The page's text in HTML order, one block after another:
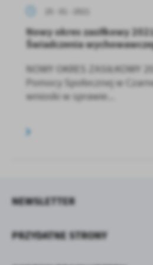
25 - 01 - 2021
Nowy okres zasiłkowy
Świadczenia
NOWY OKRES ZASIŁKOWY
Pomocy Społecznej w
wnioski w sprawie...
PRZYDATNE STRONY
NEWSLETTER